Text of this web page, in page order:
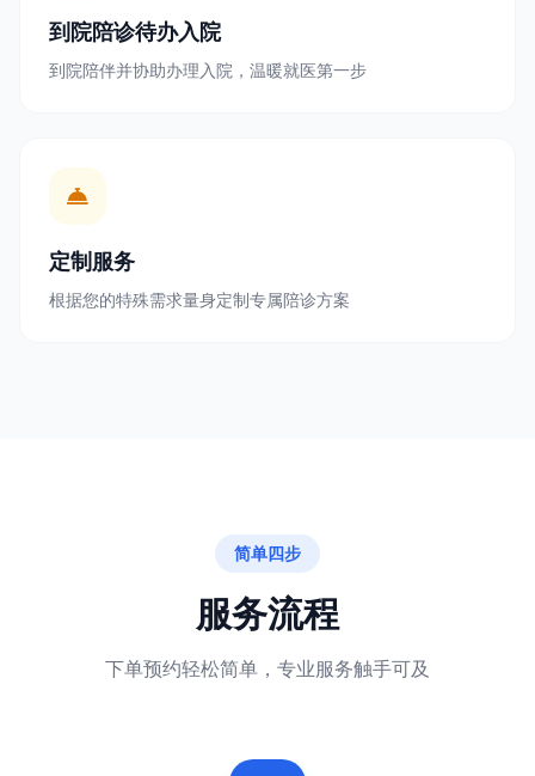
到院陪诊待办入院
到院陪伴并协助办理入院，温暖就医第一步
定制服务
根据您的特殊需求量身定制专属陪诊方案
简单四步
服务流程
下单预约轻松简单，专业服务触手可及